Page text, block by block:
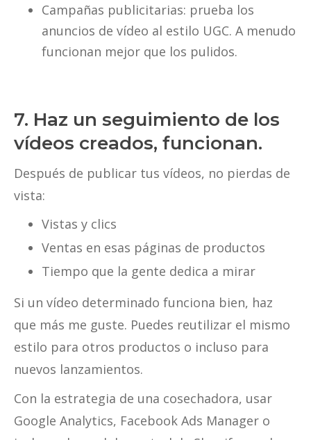
Campañas publicitarias: prueba los
anuncios de vídeo al estilo UGC. A menudo
funcionan mejor que los pulidos.
7. Haz un seguimiento de los
vídeos creados, funcionan.
Después de publicar tus vídeos, no pierdas de
vista:
Vistas y clics
Ventas en esas páginas de productos
Tiempo que la gente dedica a mirar
Si un vídeo determinado funciona bien, haz
que más me guste. Puedes reutilizar el mismo
estilo para otros productos o incluso para
nuevos lanzamientos.
Con la estrategia de una cosechadora, usar
Google Analytics, Facebook Ads Manager o